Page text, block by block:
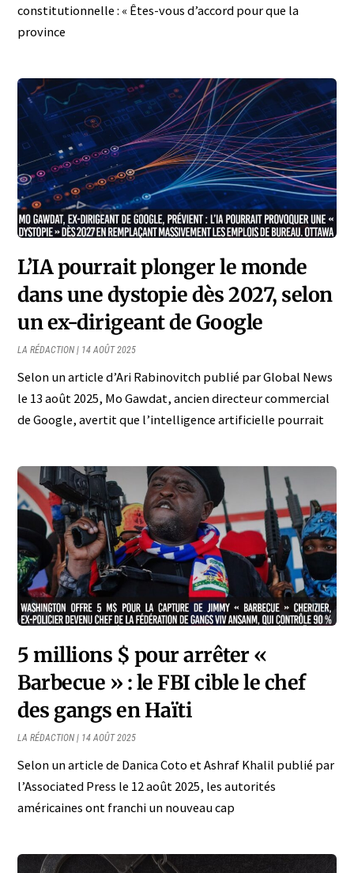
constitutionnelle : « Êtes-vous d’accord pour que la
province
L’IA pourrait plonger le monde
dans une dystopie dès 2027, selon
un ex-dirigeant de Google
LA RÉDACTION 14 AOÛT 2025
Selon un article d’Ari Rabinovitch publié par Global News
le 13 août 2025, Mo Gawdat, ancien directeur commercial
de Google, avertit que l’intelligence artificielle pourrait
5 millions $ pour arrêter «
Barbecue » : le FBI cible le chef
des gangs en Haïti
LA RÉDACTION 14 AOÛT 2025
Selon un article de Danica Coto et Ashraf Khalil publié par
l’Associated Press le 12 août 2025, les autorités
américaines ont franchi un nouveau cap